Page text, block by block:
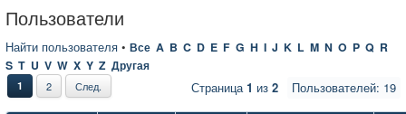
Вход
Пользователи
Найти пользователя • Все A B C D E F G H I J K L M N O P Q R
S T U V W X Y Z Другая
Пользователей: 19
1 2 След. Страница1 из 2